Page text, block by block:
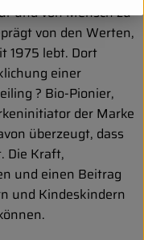
und von Mensch zu
von den Werten,
1975 lebt. Dort
einer
? Bio-Pionier,
der Marke
überzeugt, dass
Die Kraft,
und einen Beitrag
und Kindeskindern